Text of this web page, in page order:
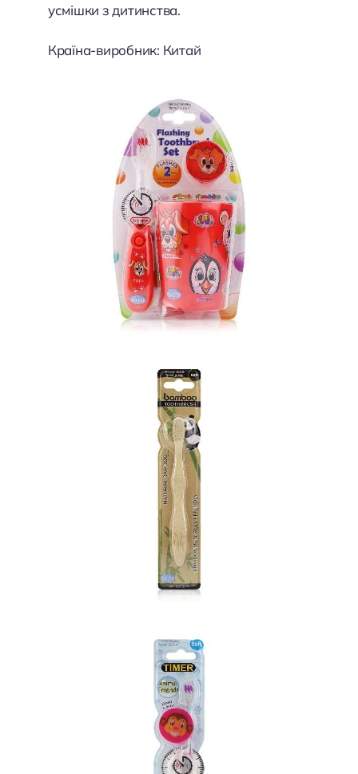
усмішки з дитинства.
Країна-виробник: Китай